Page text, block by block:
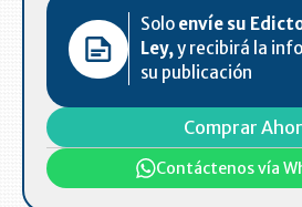
Solo envíe su
Ley,y recibirá la
su publicación
Comprar
Contáctenos vía